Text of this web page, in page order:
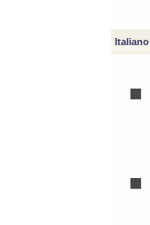
Italiano